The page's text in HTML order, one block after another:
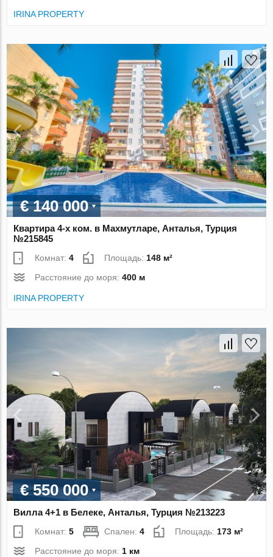
IRINA PROPERTY
€ 140 000
Квартира 4-х ком. в Махмутларе, Анталья, Турция
№215845
Комнат:4 Площадь: 148 м²
Расстояние до моря:400 м
IRINA PROPERTY
€ 550 000
Вилла 4+1 в Белеке, Анталья, Турция №213223
Комнат:5 Спален:4 Площадь: 173 м²
Расстояние до моря: 1 км